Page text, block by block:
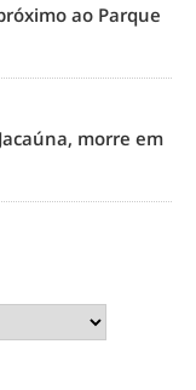
ao Parque
morre em